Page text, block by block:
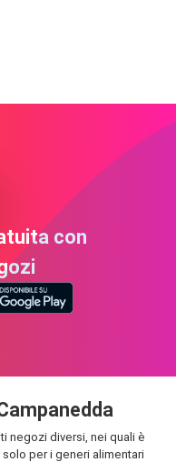
con
negozi diversi, nei quali è
per i generi alimentari